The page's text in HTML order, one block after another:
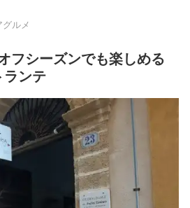
グルメ
フシーズンでも楽しめる
ランテ